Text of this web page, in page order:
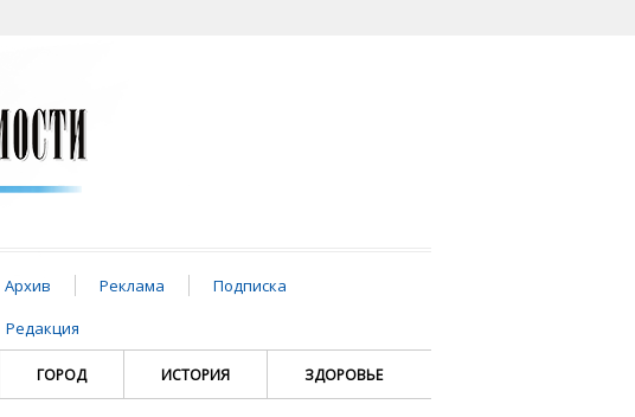
Архив Реклама
Подписка
Редакция
ГОРОД ИСТОРИЯ ЗДОРОВЬЕ